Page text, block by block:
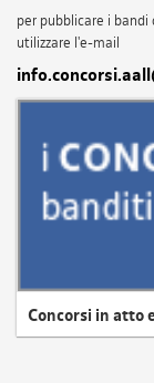
per pubblicare i
utilizzare l'e-mail
Concorsi in atto